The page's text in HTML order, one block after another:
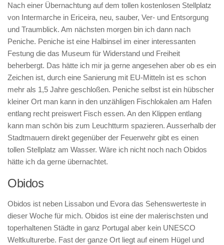
Nach einer Übernachtung auf dem tollen kostenlosen Stellplatz
von Intermarche in Ericeira, neu, sauber, Ver- und Entsorgung
und Traumblick. Am nächsten morgen bin ich dann nach
Peniche. Peniche ist eine Halbinsel im einer interessanten
Festung die das Museum für Widerstand und Freiheit
beherbergt. Das hätte ich mir ja gerne angesehen aber ob es ein
Zeichen ist, durch eine Sanierung mit EU-Mitteln ist es schon
mehr als 1,5 Jahre geschloßen. Peniche selbst ist ein hübscher
kleiner Ort man kann in den unzähligen Fischlokalen am Hafen
entlang recht preiswert Fisch essen. An den Klippen entlang
kann man schön bis zum Leuchtturm spazieren. Ausserhalb der
Stadtmauern direkt gegenüber der Feuerwehr gibt es einen
tollen Stellplatz am Wasser. Wäre ich nicht noch nach Obidos
hätte ich da gerne übernachtet.
Obidos
Obidos ist neben Lissabon und Evora das Sehenswerteste in
dieser Woche für mich. Obidos ist eine der malerischsten und
toperhaltenen Städte in ganz Portugal aber kein UNESCO
Weltkulturerbe. Fast der ganze Ort liegt auf einem Hügel und